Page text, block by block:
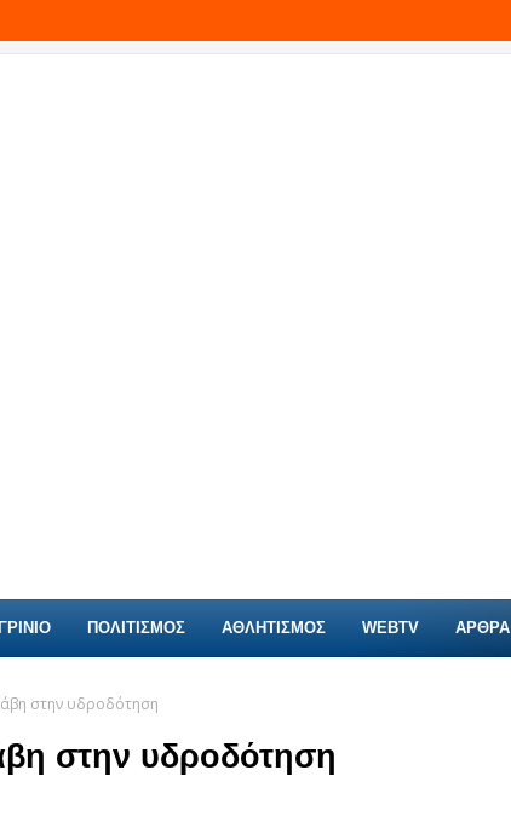
ΠΟΛΙΤΙΣΜΟΣ ΑΘΛΗΤΙΣΜΟΣ WEBTV ΑΡΘΡΑ
στην υδροδότηση
στην υδροδότηση